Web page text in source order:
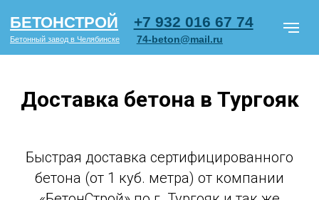
+7 932 016 67 74
74-beton@mail.ru
БЕТОНСТРОЙ
Бетонный завод в Челябинске
Бетон по типу объектов
О
Доставка бетона в Тургояк
Быстрая доставка сертифицированного
бетона (от 1 куб. метра) от компании